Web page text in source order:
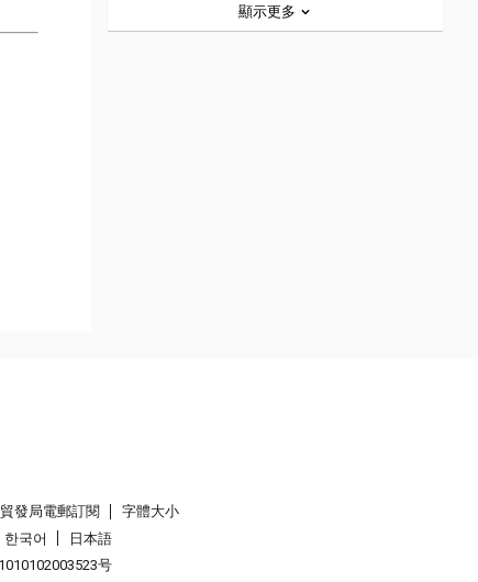
顯示更多
發局電郵訂閱
字體大小
한국어
日本語
号